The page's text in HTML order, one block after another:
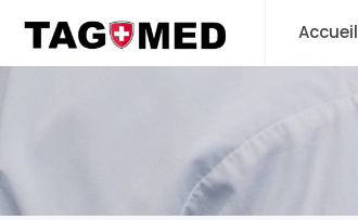
Accueil